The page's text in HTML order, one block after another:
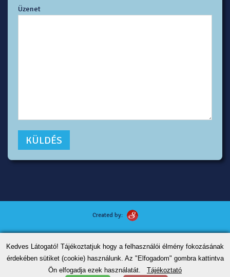
Üzenet
Created by:
ÁSZF
Adatvédelem
Kedves Látogató! Tájékoztatjuk hogy a felhasználói élmény fokozásának
érdekében sütiket (cookie) használunk. Az "Elfogadom" gombra kattintva
Ön elfogadja ezek használatát. Tájékoztató